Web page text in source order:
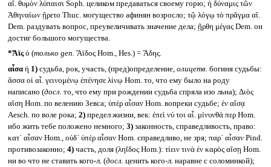
αἴ. θυμὸν λύπαισι Soph. целиком предаваться своему горю; ἡ δύναμις τῶν
Ἀθηναίων ᾔρετο Thuc. могущество афинян возросло; τῷ λόγῳ τὸ πρᾶγμα αἴ.
Dem. раздувать вопрос, преувеличивать значение дела; ῇρθη μέγας Dem. он
достиг большого могущества.
*Ἄϊςὁ (только gen. Ἄϊδος Hom., Hes.) = Ἃδης.
αἶσα ἡ 1)судьба, рок, участь, (пред)определение, олицетв. богиня судьбы:
ἅσσα οἱ αἶ. γεινομένῳ ἐπένησε λίνῳ Hom. то, что ему было на роду
написано (досл. то, что ему при рождении судьба спряла изо льна); Διὸς
αἲση Hom. по велению Зевса; ὑπὲρ αἶσαν Hom. вопреки судьбе; ἐν αἴσᾳ
Aesch. по воле рока; 2)предел жизни, век: ἐπεὶ νύ τοι αἶ. μίνυνθά περ Hom.
ибо жить тебе положено немного; 3)законность, справедливость, право:
κατ᾽ αἶσαν Hom., οὐδ᾽ ὑπὲρ αἶσαν Hom. справедливо, не зря; παρ᾽ αἶσαν Pind.
противозаконно; 4)часть, доля (ληΐδος Hom.): τίειν τινὰ ἐν καρὸς αἴσῃ Hom.
ни во что не ставить кого-л. (досл. ценить кого-л. наравне с соломинкой);